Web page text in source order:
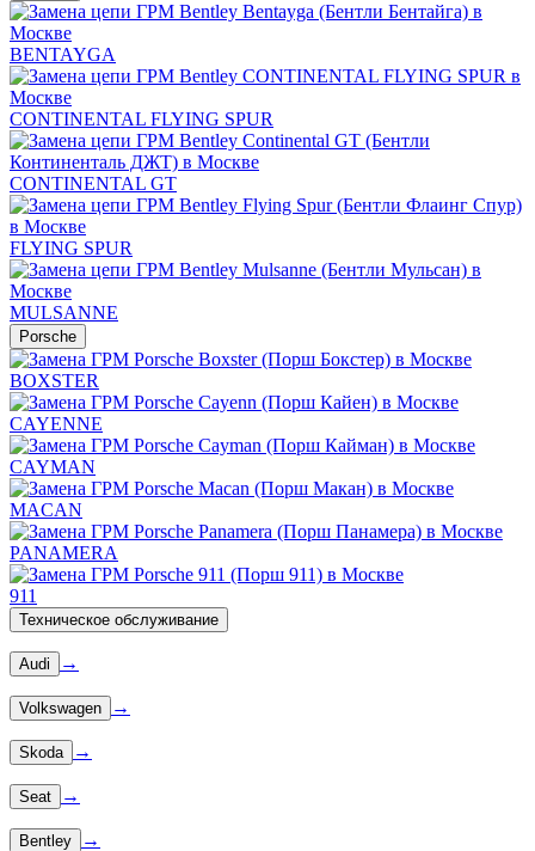
BENTAYGA
CONTINENTAL FLYING SPUR
CONTINENTAL GT
FLYING SPUR
MULSANNE
Porsche
BOXSTER
CAYENNE
CAYMAN
MACAN
PANAMERA
911
Техническое обслуживание
Audi →
Volkswagen →
Skoda →
Seat →
Bentley →